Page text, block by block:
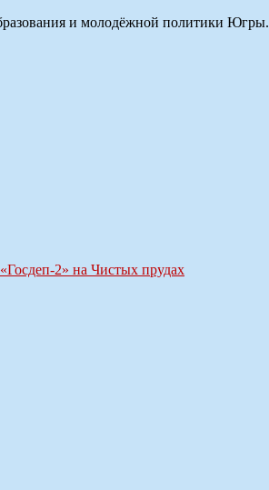
и молодёжной политики Югры.
2» на Чистых прудах